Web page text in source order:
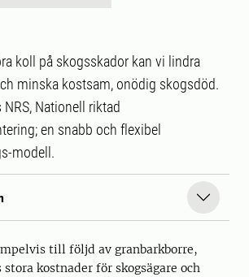
koll på skogsskador kan vi lindra
minska kostsam, onödig skogsdöd.
Nationell riktad
en snabb och flexibel
modell.
till följd av granbarkborre,
kostnader för skogsägare och